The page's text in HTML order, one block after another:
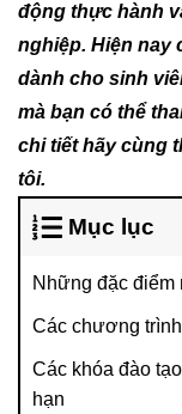
động thực hành
nghiệp. Hiện nay
dành cho sinh
mà bạn có thể
chi tiết hãy cùng
tôi.
Mục lục
Những đặc
Các chương
Các khóa đào
hạn